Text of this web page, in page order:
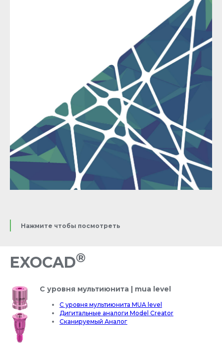
Нажмите чтобы посмотреть
EXOCAD®
С уровня мультиюнита | mua level
С уровня мультиюнита MUA level
Дигитальные аналоги Model Creator
Сканируемый Аналог